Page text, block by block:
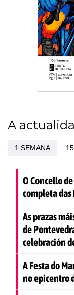
A
1 SEMANA
O Concello
completa das
As prazas
de
celebración
A Festa do
no epicentro